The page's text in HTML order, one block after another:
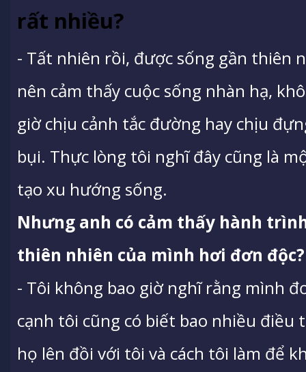
rất nhiều?
- Tất nhiên rồi, được sống gần thiên
nên cảm thấy cuộc sống nhàn hạ,
giờ chịu cảnh tắc đường hay chịu
bụi. Thực lòng tôi nghĩ đây cũng là
tạo xu hướng sống.
Nhưng anh có cảm thấy hành
thiên nhiên của mình hơi đơn độc?
- Tôi không bao giờ nghĩ rằng mình
cạnh tôi cũng có biết bao nhiều
họ lên đồi với tôi và cách tôi làm để